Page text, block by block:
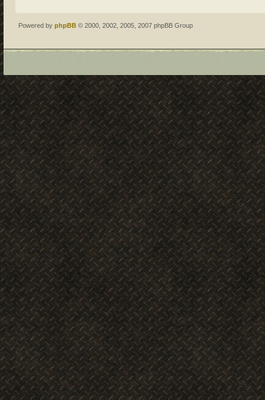
Powered by phpBB © 2000, 2002, 2005, 2007 phpBB Group